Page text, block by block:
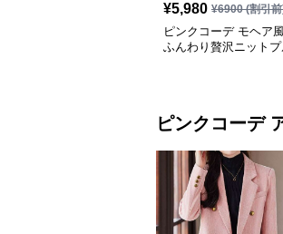
¥5,980 ¥6900(割引
ピンクコーデ モヘア
ふんわり贅沢ニット
ピンクコーデ